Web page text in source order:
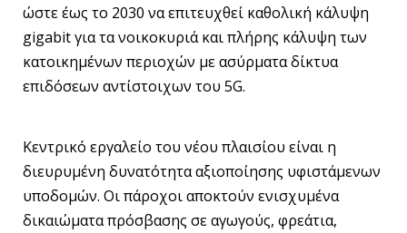
ώστε έως το 2030 να επιτευχθεί καθολική κάλυψη
gigabit για τα νοικοκυριά και πλήρης κάλυψη των
κατοικημένων περιοχών με ασύρματα δίκτυα
επιδόσεων αντίστοιχων του 5G.
Κεντρικό εργαλείο του νέου πλαισίου είναι η
διευρυμένη δυνατότητα αξιοποίησης υφιστάμενων
υποδομών. Οι πάροχοι αποκτούν ενισχυμένα
δικαιώματα πρόσβασης σε αγωγούς, φρεάτια,